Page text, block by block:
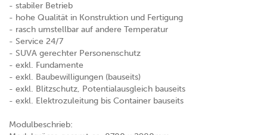
- stabiler Betrieb
- hohe Qualität in Konstruktion und Fertigung
- rasch umstellbar auf andere Temperatur
- Service 24/7
- SUVA gerechter Personenschutz
- exkl. Fundamente
- exkl. Baubewilligungen (bauseits)
- exkl. Blitzschutz, Potentialausgleich bauseits
- exkl. Elektrozuleitung bis Container bauseits
Modulbeschrieb: